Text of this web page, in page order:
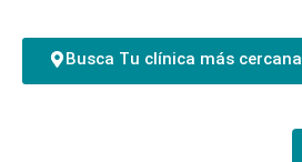
Busca Tu clínica más cercana